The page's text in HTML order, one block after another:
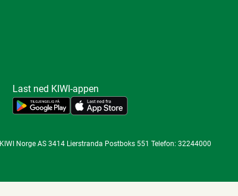
Last ned KIWI-appen
KIWI Norge AS 3414 Lierstranda Postboks 551 Telefon: 32244000